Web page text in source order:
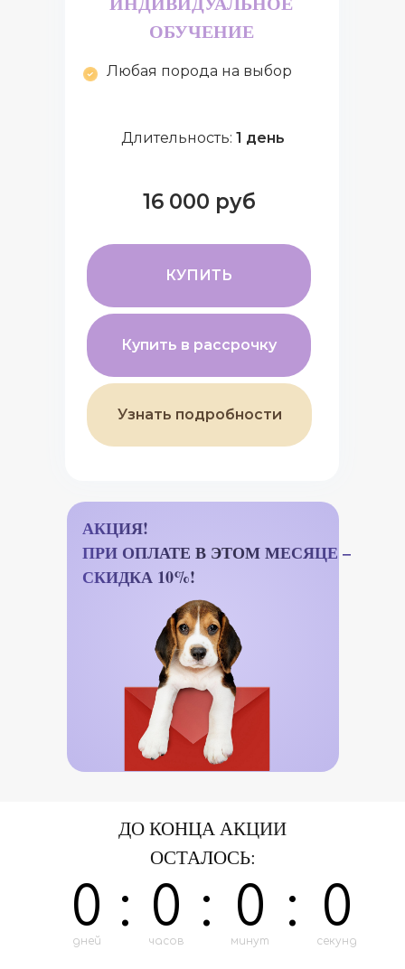
Купить в рассрочку
ОБУЧЕНИЕ
Любая порода на выбор
Длительность: 1 день
КУПИТЬ
Узнать подробности
16 000 руб
АКЦИЯ!
ПРИ ОПЛАТЕ В ЭТОМ МЕСЯЦЕ –
СКИДКА 10%!
0
дней
: 0
часов
: 0
минут
: 0
секунд
ДО КОНЦА АКЦИИ
ОСТАЛОСЬ: